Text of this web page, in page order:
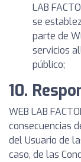
LAB
se
parte de
servicios
público;
10.
WEB LAB
consecuencias
del Usuario de
caso, de las